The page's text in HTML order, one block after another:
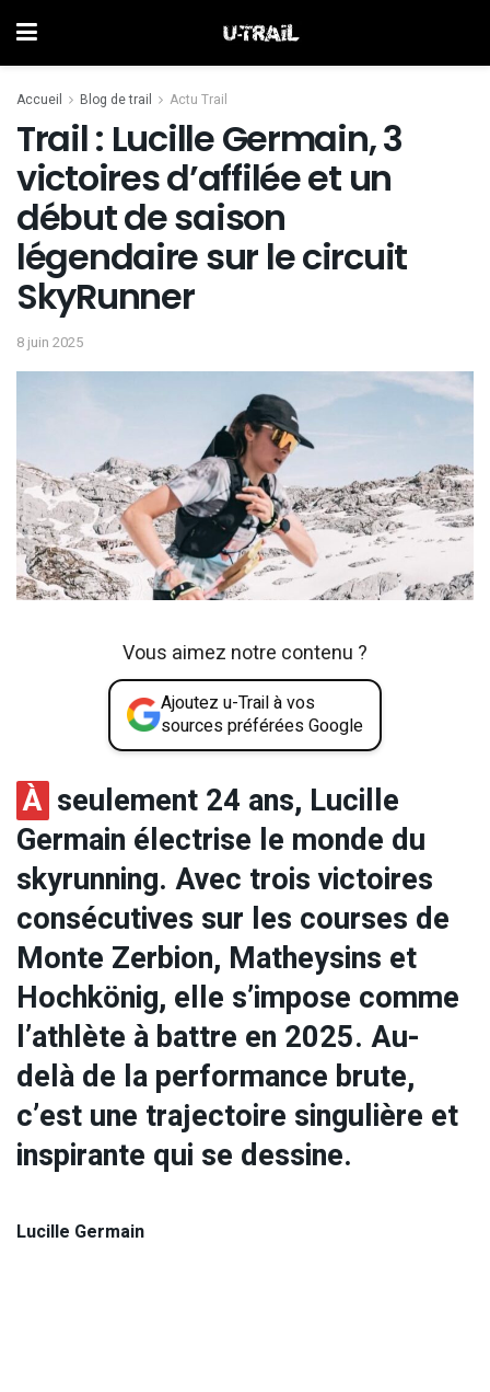
Accueil Blog de trail Actu Trail
Trail : Lucille Germain, 3
victoires d’affilée et un
début de saison
légendaire sur le circuit
SkyRunner
8 juin 2025
Vous aimez notre contenu ?
Ajoutez u-Trail à vos
sources préférées Google
À seulement 24 ans, Lucille
Germain électrise le monde du
skyrunning. Avec trois victoires
consécutives sur les courses de
Monte Zerbion, Matheysins et
Hochkönig, elle s’impose comme
l’athlète à battre en 2025. Au-
delà de la performance brute,
c’est une trajectoire singulière et
inspirante qui se dessine.
Lucille Germain